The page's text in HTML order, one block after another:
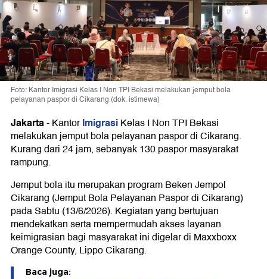
Foto: Kantor Imigrasi Kelas I Non TPI Bekasi melakukan jemput bola
pelayanan paspor di Cikarang (dok. istimewa)
Jakarta-KantorImigrasiKelas I Non TPI Bekasi
melakukan jemput bola pelayanan paspor di Cikarang.
Kurang dari 24 jam, sebanyak 130 paspor masyarakat
rampung.
Jemput bola itu merupakan program Beken Jempol
Cikarang (Jemput Bola Pelayanan Paspor di Cikarang)
pada Sabtu (13/6/2026). Kegiatan yang bertujuan
mendekatkan serta mempermudah akses layanan
keimigrasian bagi masyarakat ini digelar di Maxxboxx
Orange County, Lippo Cikarang.
Baca juga: